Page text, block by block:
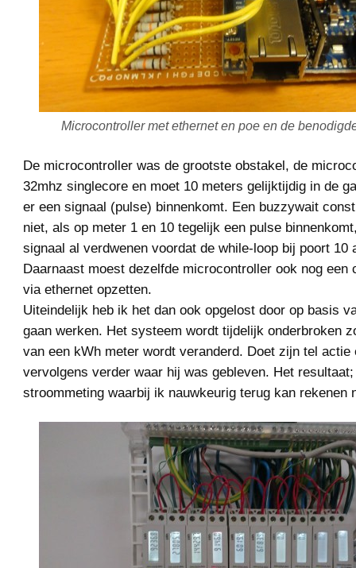
Microcontroller met ethernet en poe en de
De microcontroller was de grootste obstakel, de
32mhz singlecore en moet 10 meters gelijktijdig in de
er een signaal (pulse) binnenkomt. Een buzzywait
niet, als op meter 1 en 10 tegelijk een pulse
signaal al verdwenen voordat de while-loop bij poort 10
Daarnaast moest dezelfde microcontroller ook nog een
via ethernet opzetten.
Uiteindelijk heb ik het dan ook opgelost door op basis
gaan werken. Het systeem wordt tijdelijk onderbroken
van een kWh meter wordt veranderd. Doet zijn tel actie
vervolgens verder waar hij was gebleven. Het
stroommeting waarbij ik nauwkeurig terug kan rekenen